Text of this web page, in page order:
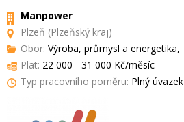
Manpower
Plzeň (Plzeňský kraj)
Obor: Výroba, průmysl a energetika,
Plat: 22 000 - 31 000 Kč/měsíc
Typ pracovního poměru: Plný úvazek